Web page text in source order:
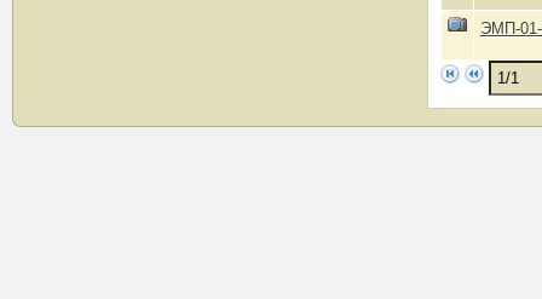
ЭМП-01-